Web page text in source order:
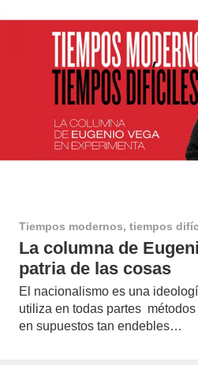
Tiempos modernos, tiempos
La columna de
patria de las cosas
El nacionalismo es una
utiliza en todas partes
en supuestos tan endebles…